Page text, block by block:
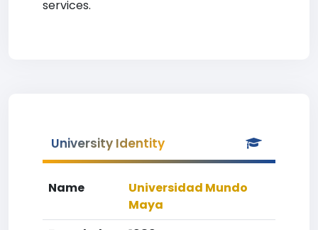
services.
University Identity
Name
Universidad Mundo
Maya